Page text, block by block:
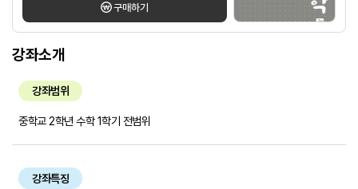
구매하기
강좌소개
강좌범위
중학교 2학년 수학 1학기 전범위
강좌특징